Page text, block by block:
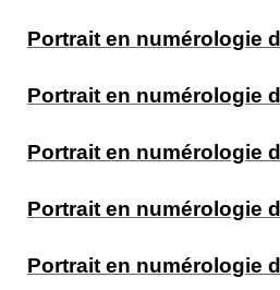
Portrait en numérologie
Portrait en numérologie
Portrait en numérologie
Portrait en numérologie
Portrait en numérologie